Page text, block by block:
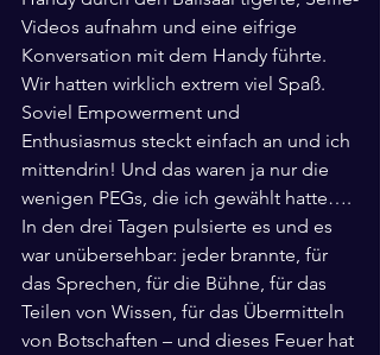
Videos aufnahm und eine eifrige
Konversation mit dem Handy führte.
Wir hatten wirklich extrem viel Spaß.
Soviel Empowerment und
Enthusiasmus steckt einfach an und ich
mittendrin! Und das waren ja nur die
wenigen PEGs, die ich gewählt hatte….
In den drei Tagen pulsierte es und es
war unübersehbar: jeder brannte, für
das Sprechen, für die Bühne, für das
Teilen von Wissen, für das Übermitteln
von Botschaften – und dieses Feuer hat